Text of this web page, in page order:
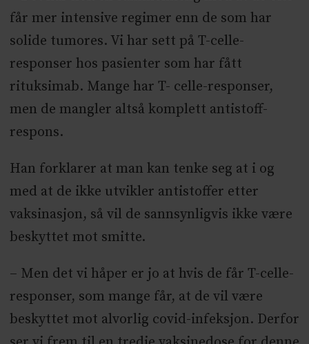
får mer intensive regimer enn de som har
solide tumores. Vi har sett på T-celle-
responser hos pasienter som har fått
rituksimab. Mange har T- celle-responser,
men de mangler altså komplett antistoff-
respons.
Han forklarer at man kan tenke seg at i og
med at de ikke utvikler antistoffer etter
vaksinasjon, så vil de sannsynligvis ikke være
beskyttet mot smitte.
– Men det vi håper er jo at hvis de får T-celle-
responser, som mange får, at de vil være
beskyttet mot alvorlig covid-infeksjon. Derfor